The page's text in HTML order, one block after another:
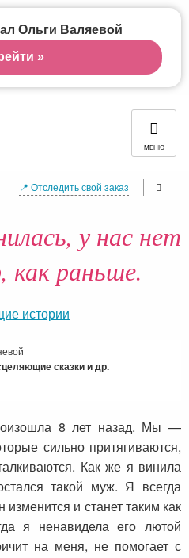
МЕНЮ
📍 Отследить свой заказ
у нас нет
как раньше.
истории
сказки и др.
8 лет назад. Мы —
сильно притягиваются,
Как же я винила
такой муж. Я всегда
и станет таким как
я ненавидела его лютой
на меня, не помогает с
Ольги Валяевой
»